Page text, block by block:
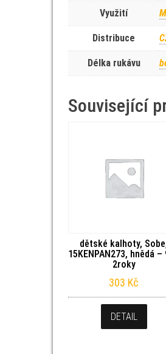
Využití
Distribuce
Délka rukávu
Související
dětské kalhoty,
15KENPAN273, hnědá –
2roky
303 Kč
DETAIL